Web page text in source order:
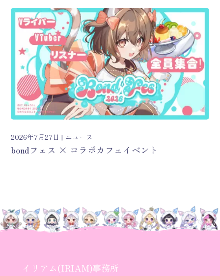
2026年7月27日 ニュース
bondフェス × コラボカフェイベント
イリアム(IRIAM)事務所